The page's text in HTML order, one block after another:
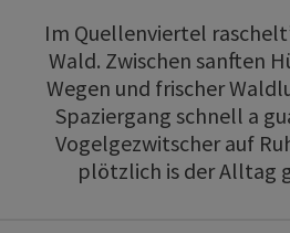
Im Quellenviertel
Wald. Zwischen sanften
Wegen und frischer
Spaziergang schnell a
Vogelgezwitscher auf
plötzlich is der Alltag